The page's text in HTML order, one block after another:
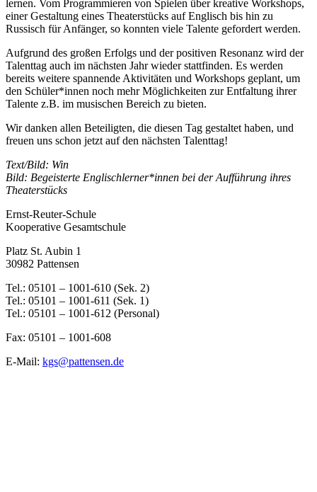
lernen. Vom Programmieren von Spielen über kreative Workshops,
einer Gestaltung eines Theaterstücks auf Englisch bis hin zu
Russisch für Anfänger, so konnten viele Talente gefordert werden.
Aufgrund des großen Erfolgs und der positiven Resonanz wird der
Talenttag auch im nächsten Jahr wieder stattfinden. Es werden
bereits weitere spannende Aktivitäten und Workshops geplant, um
den Schüler*innen noch mehr Möglichkeiten zur Entfaltung ihrer
Talente z.B. im musischen Bereich zu bieten.
Wir danken allen Beteiligten, die diesen Tag gestaltet haben, und
freuen uns schon jetzt auf den nächsten Talenttag!
Text/Bild: Win
Bild: Begeisterte Englischlerner*innen bei der Aufführung ihres
Theaterstücks
Ernst-Reuter-Schule
Kooperative Gesamtschule
Platz St. Aubin 1
30982 Pattensen
Tel.: 05101 – 1001-610 (Sek. 2)
Tel.: 05101 – 1001-611 (Sek. 1)
Tel.: 05101 – 1001-612 (Personal)
Fax: 05101 – 1001-608
E-Mail: kgs@pattensen.de